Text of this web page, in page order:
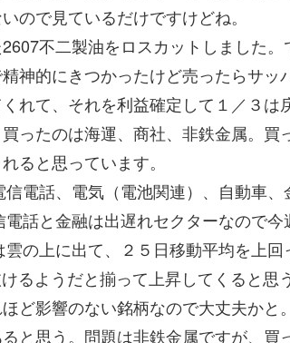
ので見ているだけですけどね。
不二製油をロスカットしました
神的にきつかったけど売ったらサッ
れて、それを利益確定して１／３は
ったのは海運、商社、非鉄金属。買
ると思っています。
電話、電気（電池関連）、自動車
話と金融は出遅れセクターなので
の上に出て、２５日移動平均を上
るようだと揃って上昇してくると思
ど影響のない銘柄なので大丈夫かと
と思う。問題は非鉄金属ですが、買